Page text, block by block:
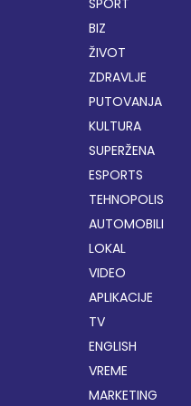
BIZ
ŽIVOT
ZDRAVLJE
PUTOVANJA
KULTURA
SUPERŽENA
ESPORTS
TEHNOPOLIS
AUTOMOBILI
LOKAL
VIDEO
APLIKACIJE
TV
ENGLISH
VREME
MARKETING